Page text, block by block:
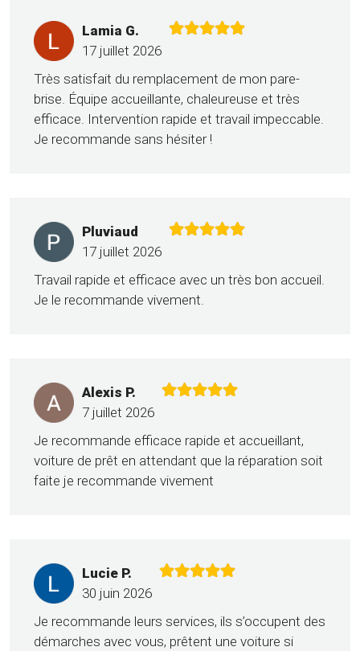
Lamia G.
17 juillet 2026
Très satisfait du remplacement de mon pare-
brise. Équipe accueillante, chaleureuse et très
efficace. Intervention rapide et travail impeccable.
Je recommande sans hésiter !
Pluviaud
17 juillet 2026
Travail rapide et efficace avec un très bon accueil.
Je le recommande vivement.
Alexis P.
7 juillet 2026
Je recommande efficace rapide et accueillant,
voiture de prêt en attendant que la réparation soit
faite je recommande vivement
Lucie P.
30 juin 2026
Je recommande leurs services, ils s’occupent des
démarches avec vous, prêtent une voiture si